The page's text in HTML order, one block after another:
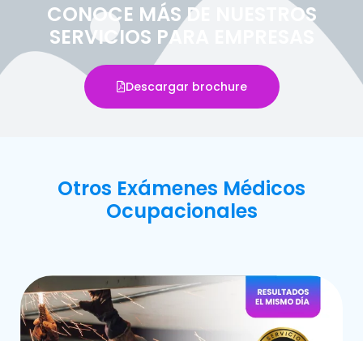
CONOCE MÁS DE NUESTROS
SERVICIOS PARA EMPRESAS
Descargar brochure
Otros Exámenes Médicos
Ocupacionales